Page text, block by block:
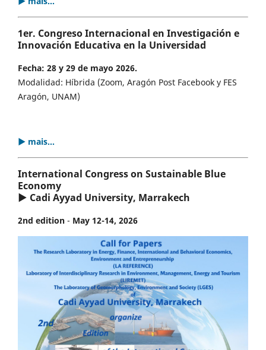
1er. Congreso Internacional en Investigación e
Innovación Educativa en la Universidad
Fecha: 28 y 29 de mayo 2026.
Modalidad: Híbrida (Zoom, Aragón Post Facebook y FES
Aragón, UNAM)
▶ mais...
International Congress on Sustainable Blue
Economy
▶ Cadi Ayyad University, Marrakech
2nd edition - May 12-14, 2026